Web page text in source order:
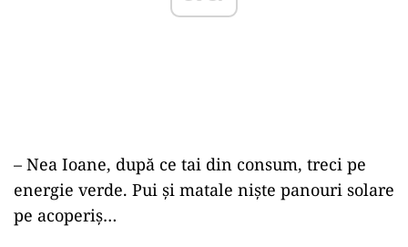
– Nea Ioane, după ce tai din consum, treci pe
energie verde. Pui și matale niște panouri solare
pe acoperiș…